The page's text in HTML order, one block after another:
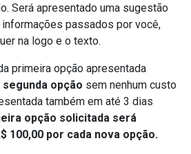
Será apresentado uma sugestão
passados por você,
na logo e o texto.
primeira opção apresentada
opção sem nenhum custo
também em até 3 dias
opção solicitada será
100,00 por cada nova opção.